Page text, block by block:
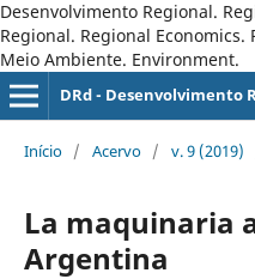
Desenvolvimento Regional.
Regional. Regional Economics.
Meio Ambiente. Environment.
DRd - Desenvolvimento
Início / Acervo / v. 9 (2019)
La maquinaria
Argentina